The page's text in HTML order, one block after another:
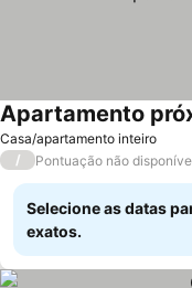
Casa/apartamento inteiro
Apartamento
/ Pontuação não
Selecione as datas
exatos.